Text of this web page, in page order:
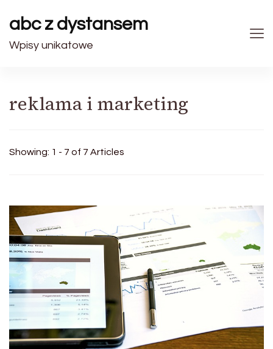
abc z dystansem
Wpisy unikatowe
reklama i marketing
Showing: 1 - 7 of 7 Articles